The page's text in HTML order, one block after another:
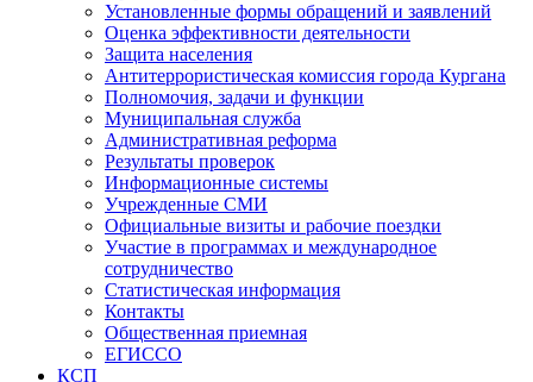
Установленные формы обращений и заявлений
Оценка эффективности деятельности
Защита населения
Антитеррористическая комиссия города Кургана
Полномочия, задачи и функции
Муниципальная служба
Административная реформа
Результаты проверок
Информационные системы
Учрежденные СМИ
Официальные визиты и рабочие поездки
Участие в программах и международное
сотрудничество
Статистическая информация
Контакты
Общественная приемная
ЕГИССО
КСП